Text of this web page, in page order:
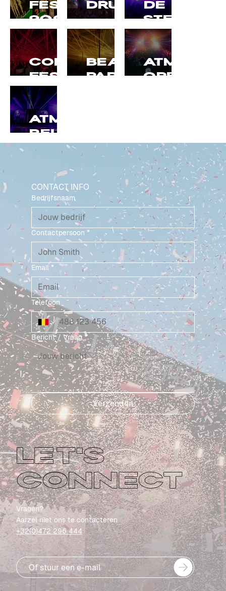
FESTILOCO
2024
DE
STEGEL
CORE
FESTIVAL
BEACH
PARTY
ATMOZ
OPEN
ATMOZ
REUNION
LET'S
CONNECT
Vragen?
Aarzel niet ons te contacteren
+32(0)472 296 444
Of stuur een e-mail
CONTACT INFO
Bedrijfsnaam
Contactpersoon *
Email *
Telefoon
Bericht / Vraag *
Verzenden